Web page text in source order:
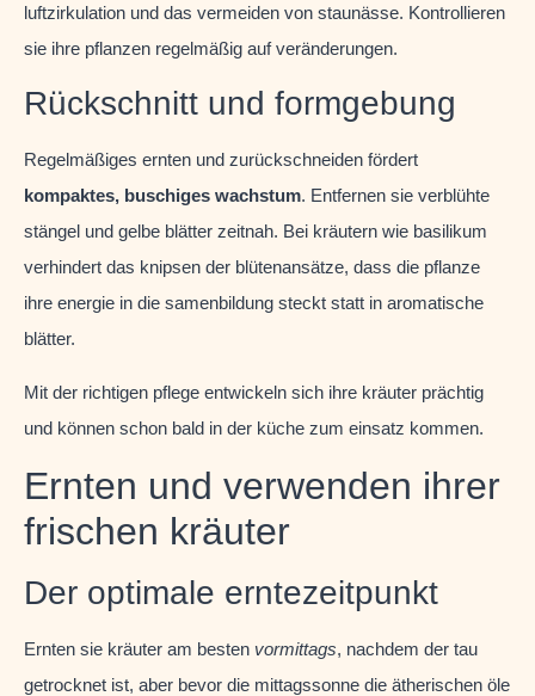
luftzirkulation und das vermeiden von staunässe. Kontrollieren
sie ihre pflanzen regelmäßig auf veränderungen.
Rückschnitt und formgebung
Regelmäßiges ernten und zurückschneiden fördert
kompaktes, buschiges wachstum. Entfernen sie verblühte
stängel und gelbe blätter zeitnah. Bei kräutern wie basilikum
verhindert das knipsen der blütenansätze, dass die pflanze
ihre energie in die samenbildung steckt statt in aromatische
blätter.
Mit der richtigen pflege entwickeln sich ihre kräuter prächtig
und können schon bald in der küche zum einsatz kommen.
Ernten und verwenden ihrer
frischen kräuter
Der optimale erntezeitpunkt
Ernten sie kräuter am besten vormittags, nachdem der tau
getrocknet ist, aber bevor die mittagssonne die ätherischen öle